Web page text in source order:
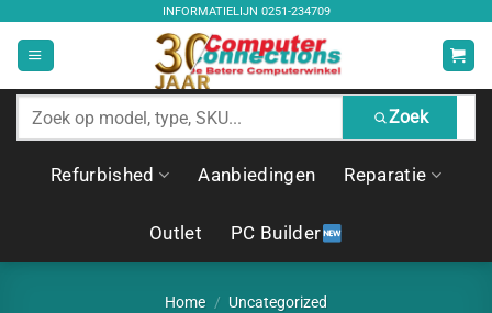
inhoud
INFORMATIELIJN 0251-234709
Zoek
producten
Zoek
Refurbished Aanbiedingen Reparatie
Outlet PC Builder
Home / Uncategorized